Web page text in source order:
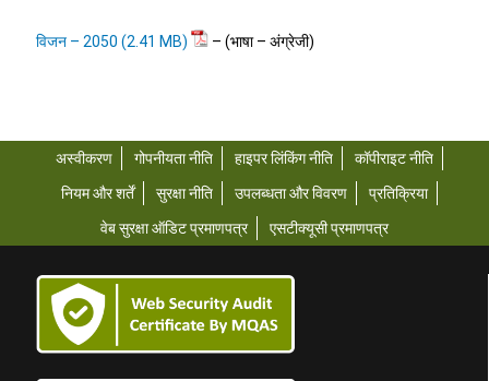
विजन – 2050 – (भाषा – अंग्रेजी)
अस्वीकरण गोपनीयता नीति हाइपर लिंकिंग नीति
कॉपीराइट नीति
नियम और शर्तें
सुरक्षा नीति उपलब्धता और विवरण
प्रतिक्रिया
वेब सुरक्षा ऑडिट प्रमाणपत्र
एसटीक्यूसी प्रमाणपत्र